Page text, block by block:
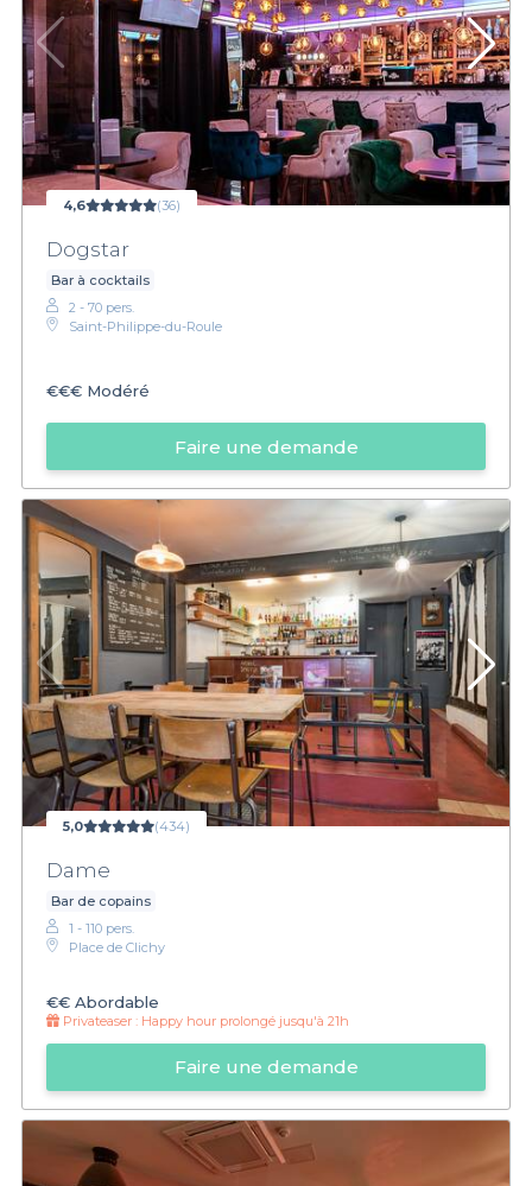
4,6 (36)
Dogstar
Bar à cocktails
2 - 70 pers.
Saint-Philippe-du-Roule
€€€ Modéré
Faire une demande
5,0 (434)
Dame
Bar de copains
1 - 110 pers.
Place de Clichy
€€ Abordable
Privateaser : Happy hour prolongé jusqu'à 21h
Faire une demande